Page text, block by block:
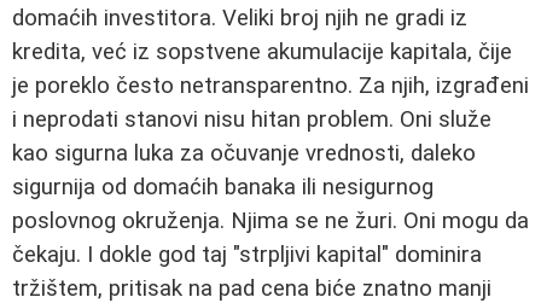
domaćih investitora. Veliki broj njih ne gradi iz
kredita, već iz sopstvene akumulacije kapitala, čije
je poreklo često netransparentno. Za njih, izgrađeni
i neprodati stanovi nisu hitan problem. Oni služe
kao sigurna luka za očuvanje vrednosti, daleko
sigurnija od domaćih banaka ili nesigurnog
poslovnog okruženja. Njima se ne žuri. Oni mogu da
čekaju. I dokle god taj "strpljivi kapital" dominira
tržištem, pritisak na pad cena biće znatno manji